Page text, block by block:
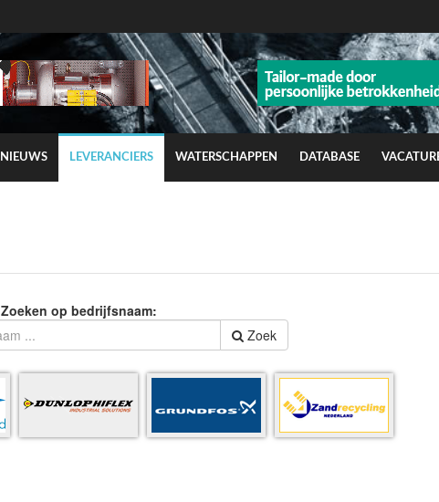
NIEUWS LEVERANCIERS WATERSCHAPPEN DATABASE
Zoeken op bedrijfsnaam:
Zoek